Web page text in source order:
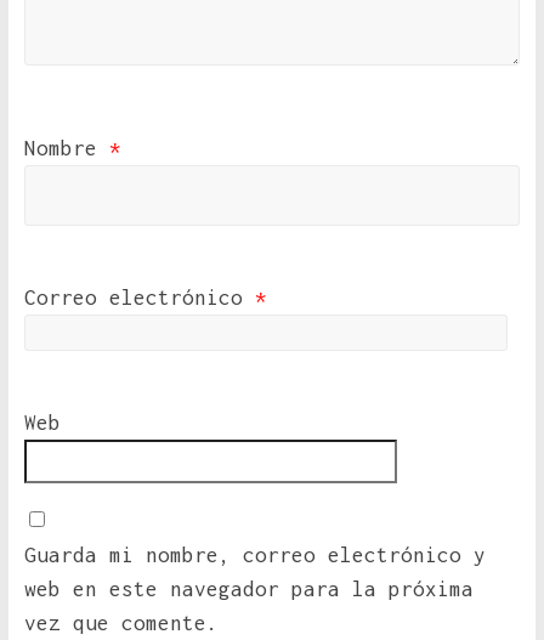
Nombre *
Correo electrónico *
Web
Guarda mi nombre, correo electrónico y
web en este navegador para la próxima
vez que comente.